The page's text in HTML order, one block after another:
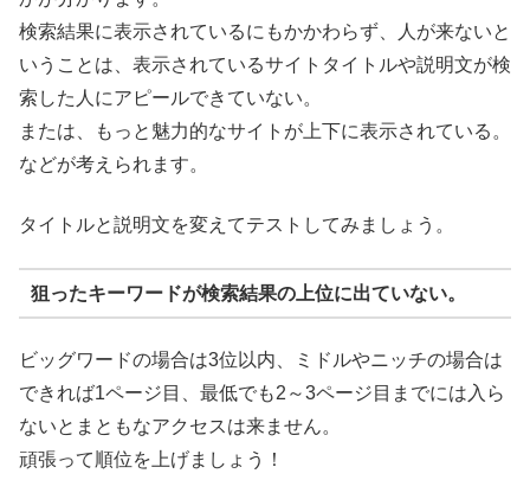
検索結果に表示されているにもかかわらず、人が来ないと
いうことは、表示されているサイトタイトルや説明文が検
索した人にアピールできていない。
または、もっと魅力的なサイトが上下に表示されている。
などが考えられます。
タイトルと説明文を変えてテストしてみましょう。
狙ったキーワードが検索結果の上位に出ていない。
ビッグワードの場合は3位以内、ミドルやニッチの場合は
できれば1ページ目、最低でも2～3ページ目までには入ら
ないとまともなアクセスは来ません。
頑張って順位を上げましょう！